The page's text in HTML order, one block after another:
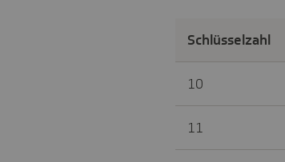
Schlüsselzahl
10
11